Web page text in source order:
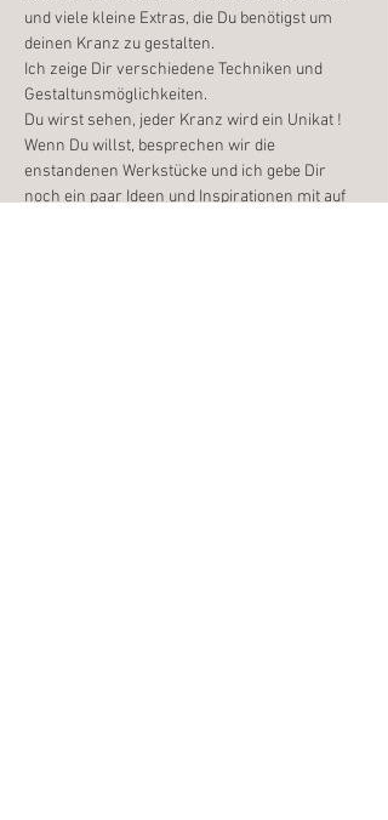
und viele kleine Extras, die Du benötigst um
deinen Kranz zu gestalten.
Ich zeige Dir verschiedene Techniken und
Gestaltunsmöglichkeiten.
Du wirst sehen, jeder Kranz wird ein Unikat !
Wenn Du willst, besprechen wir die
enstandenen Werkstücke und ich gebe Dir
noch ein paar Ideen und Inspirationen mit auf